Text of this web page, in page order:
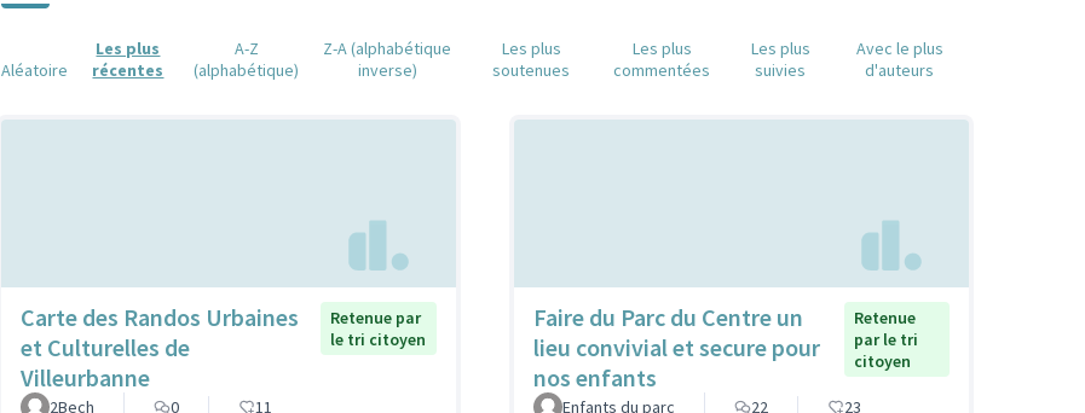
Aléatoire
Les plus
récentes
A-Z
(alphabétique)
Z-A (alphabétique
inverse)
Les plus
soutenues
Les plus
commentées
Les plus
suivies
Avec le plus
d'auteurs
Carte des Randos Urbaines
et Culturelles de
Villeurbanne
Retenue par
le tri citoyen
2Bech 0 11
Faire du Parc du Centre un
lieu convivial et secure pour
nos enfants
Retenue
par le tri
citoyen
Enfants du parc 22 23